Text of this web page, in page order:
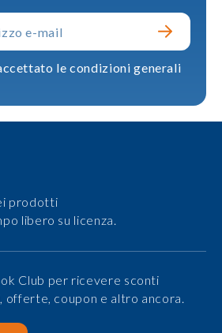
le condizioni generali
prodotti
libero su licenza.
Club per ricevere sconti
offerte, coupon e altro ancora.